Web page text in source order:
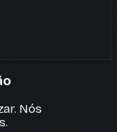
Nós